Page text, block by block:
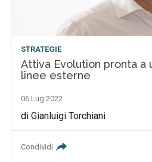
STRATEGIE
Attiva Evolution pronta a
linee esterne
06 Lug 2022
di Gianluigi Torchiani
Condividi